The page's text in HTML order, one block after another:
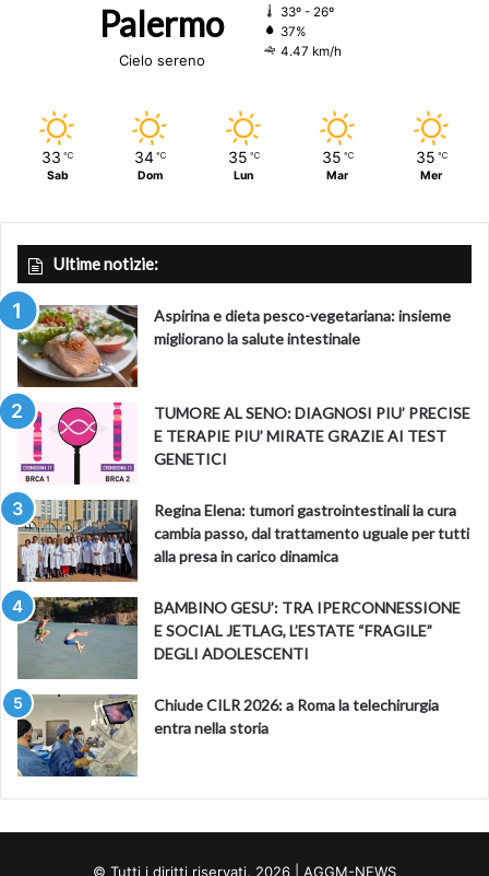
Palermo
Cielo sereno
33º - 26º
37%
4.47 km/h
33 ℃
Sab
34 ℃
Dom
35 ℃
Lun
35 ℃
Mar
35 ℃
Mer
Ultime notizie:
Aspirina e dieta pesco-vegetariana: insieme
migliorano la salute intestinale
TUMORE AL SENO: DIAGNOSI PIU’ PRECISE
E TERAPIE PIU’ MIRATE GRAZIE AI TEST
GENETICI
Regina Elena: tumori gastrointestinali la cura
cambia passo, dal trattamento uguale per tutti
alla presa in carico dinamica
BAMBINO GESU’: TRA IPERCONNESSIONE
E SOCIAL JETLAG, L’ESTATE “FRAGILE”
DEGLI ADOLESCENTI
Chiude CILR 2026: a Roma la telechirurgia
entra nella storia
© Tutti i diritti riservati. 2026 | AGGM-NEWS